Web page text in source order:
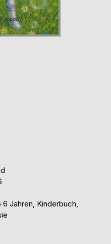
Jahren, Kinderbuch,